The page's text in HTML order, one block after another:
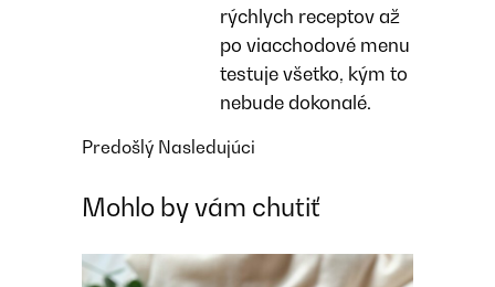
rýchlych receptov až
po viacchodové menu
testuje všetko, kým to
nebude dokonalé.
Predošlý Nasledujúci
Mohlo by vám chutiť